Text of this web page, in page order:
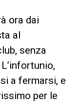
ora dai
al
senza
a fermarsi, e
per le